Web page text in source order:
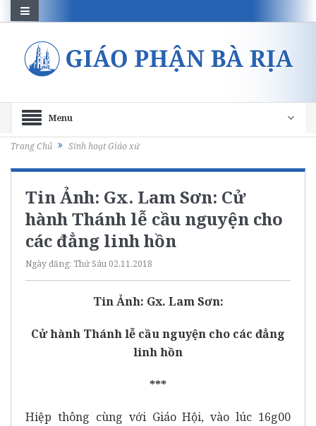
Menu
Trang Chủ Sinh hoạt Giáo xứ
Tin Ảnh: Gx. Lam Sơn: Cử
hành Thánh lễ cầu nguyện cho
các đẳng linh hồn
Ngày đăng: Thứ Sáu 02.11.2018
Tin Ảnh: Gx. Lam Sơn:
Cử hành Thánh lễ cầu nguyện cho các đẳng
linh hồn
***
Hiệp thông cùng với Giáo Hội, vào lúc 16g00